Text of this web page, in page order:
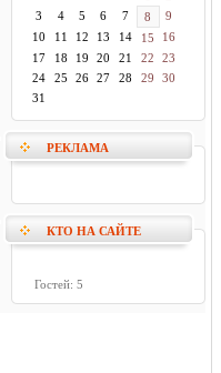
3
4 5 6 7 8
9
10
11 12 13 14 15
16
17
18 19 20 21 22
23
24
25 26 27 28 29
30
31
РЕКЛАМА
КТО НА САЙТЕ
Гостей: 5